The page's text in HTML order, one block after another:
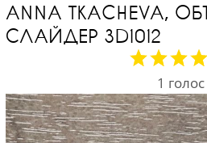
ANNA TKACHEVA,
СЛАЙДЕР 3D1012
1 голос